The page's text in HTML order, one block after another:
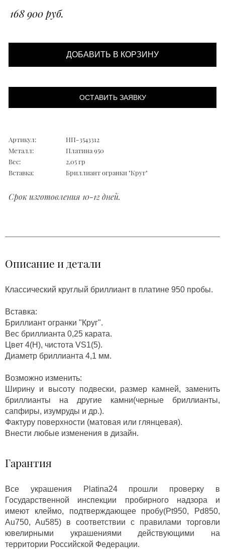
168 900 руб.
ДОБАВИТЬ В КОРЗИНУ
ОСТАВИТЬ ЗАЯВКУ
Артикул:
НП-3543312
Металл:
Платина 950
Вес:
2,05 гр
Вставка:
Бриллиант огранки "Круг"
Срок изготовления 10-12 дней.
Описание и детали
Классический круглый бриллиант в платине 950 пробы.
Вставка:
Бриллиант огранки "Круг".
Вес бриллианта 0,25 карата.
Цвет 4(Н), чистота VS1(5).
Диаметр бриллианта 4,1 мм.
Возможно изменить:
Ширину и высоту подвески, размер камней, заменить
бриллианты на другие камни(черные бриллианты,
сапфиры, изумруды и др.).
Фактуру поверхности (матовая или глянцевая).
Внести любые изменения в дизайн.
Гарантия
Все украшения Platina24 прошли проверку в
Государственной инспекции пробирного надзора и
имеют клеймо, подтверждающее пробу(Pt950, Pd850,
Au750, Au585) в соответствии с правилами торговли
ювелирными украшениями действующими на
территории Российской Федерации.